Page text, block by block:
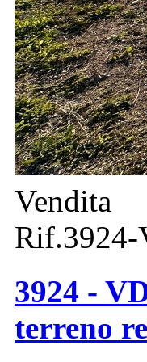
Vendita
3924 -
terreno